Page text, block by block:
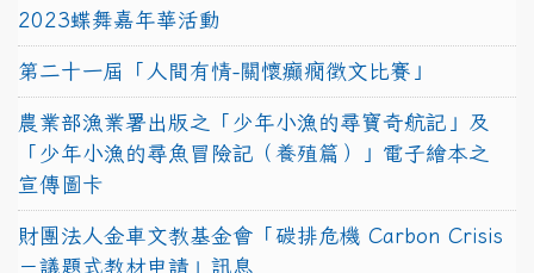
2023蝶舞嘉年華活動
第二十一屆「人間有情-關懷癲癇徵文比賽」
農業部漁業署出版之「少年小漁的尋寶奇航記」及
「少年小漁的尋魚冒險記（養殖篇）」電子繪本之
宣傳圖卡
財團法人金車文教基金會「碳排危機 Carbon Crisis
－議題式教材申請」訊息